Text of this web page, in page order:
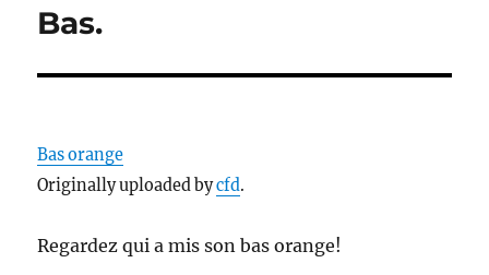
Bas.
Bas orange
Originally uploaded bycfd.
Regardez qui a mis son bas orange!